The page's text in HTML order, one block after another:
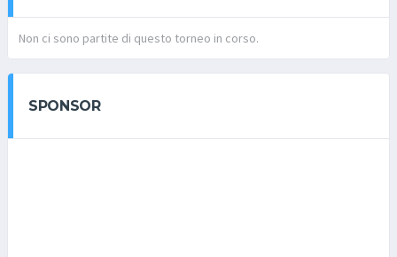
Non ci sono partite di questo torneo in corso.
SPONSOR